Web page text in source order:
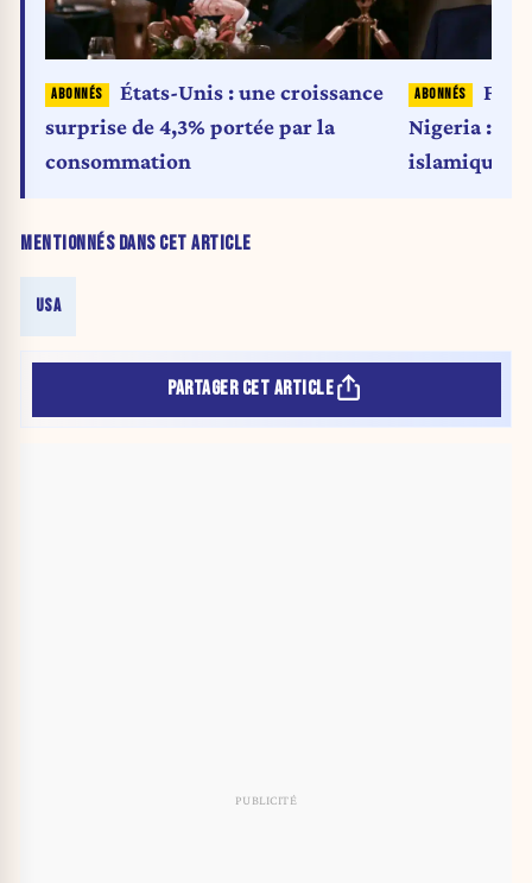
MENTIONNÉS DANS CET ARTICLE
USA
États-Unis : une croissance
surprise de 4,3% portée par la
consommation
Nigeria :
islamique
PARTAGER CET ARTICLE